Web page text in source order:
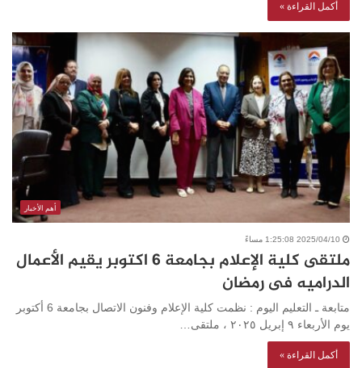
أكمل القراءة »
أهم الأخبار
2025/04/10 1:25:08 مساءً
ملتقى كلية الإعلام بجامعة ٦ اكتوبر يقيم الأعمال
الدراميه فى رمضان
متابعة ـ التعليم اليوم : نظمت كلية الإعلام وفنون الاتصال بجامعة 6 أكتوبر
يوم الأربعاء ٩ إبريل ٢٠٢٥ ، ملتقى…
أكمل القراءة »